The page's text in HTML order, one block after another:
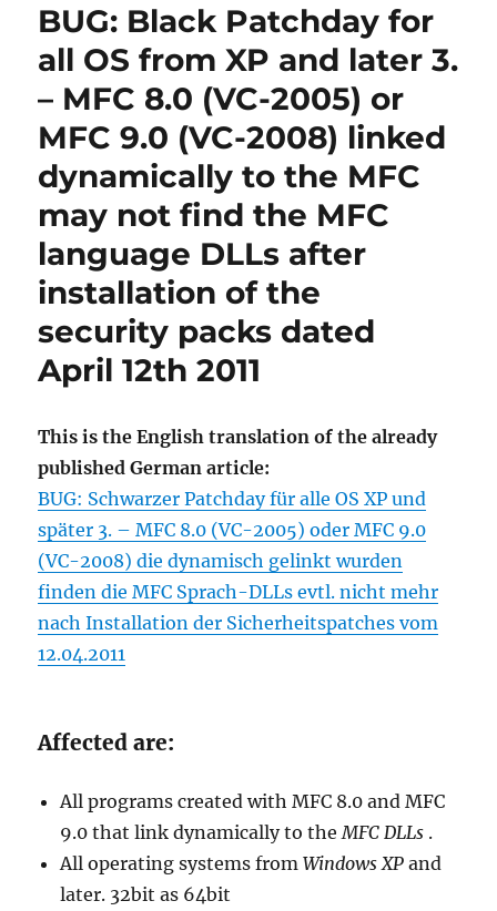
ask
the
developer
before
applying
a
pack
or
security
Visual
Studio
C++
ATL/MFC/CRT
BUG: Black Patchday for
all OS from XP and later 3.
– MFC 8.0 (VC-2005) or
MFC 9.0 (VC-2008) linked
dynamically to the MFC
may not find the MFC
language DLLs after
installation of the
security packs dated
April 12th 2011
This is the English translation of the already
published German article:
BUG: Schwarzer Patchday für alle OS XP und
später 3. – MFC 8.0 (VC-2005) oder MFC 9.0
(VC-2008) die dynamisch gelinkt wurden
finden die MFC Sprach-DLLs evtl. nicht mehr
nach Installation der Sicherheitspatches vom
12.04.2011
Affected are:
All programs created with MFC 8.0 and MFC
9.0 that link dynamically to the MFC DLLs .
All operating systems fromWindows XPand
later. 32bit as 64bit